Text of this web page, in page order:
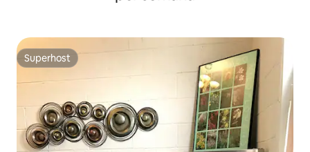
Superhost
Superhost